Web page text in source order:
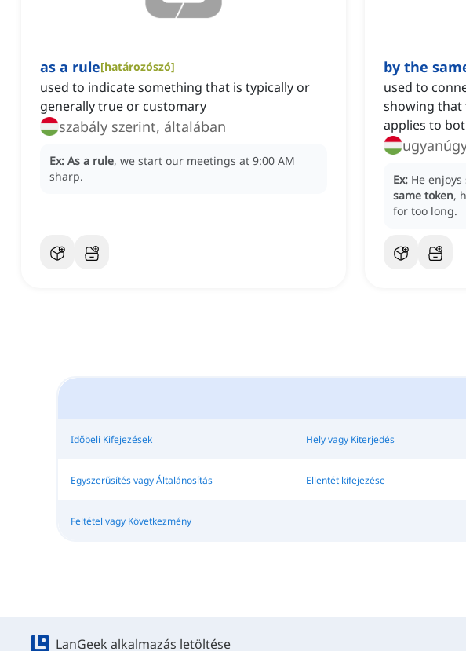
as a rule[határozószó]
used to indicate something that is typically or
generally true or customary
szabály szerint, általában
Ex: As a rule, we start our meetings at 9:00 AM
sharp.
by the
used to
showing that
applies to
Ex: He
same token,
for too long.
Időbeli Kifejezések Hely vagy Kiterjedés
Egyszerűsítés vagy Általánosítás Ellentét kifejezése
Feltétel vagy Következmény
LanGeek alkalmazás letöltése